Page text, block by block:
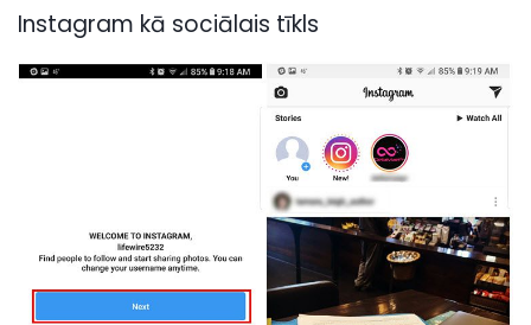
Instagram kā sociālais tīkls